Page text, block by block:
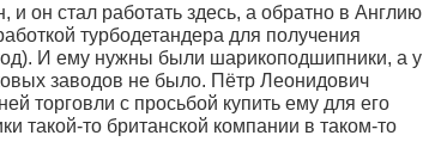
и он стал работать здесь, а обратно в Англию
турбодетандера для получения
И ему нужны были шарикоподшипники, а у
заводов не было. Пётр Леонидович
торговли с просьбой купить ему для его
такой-то британской компании в таком-то